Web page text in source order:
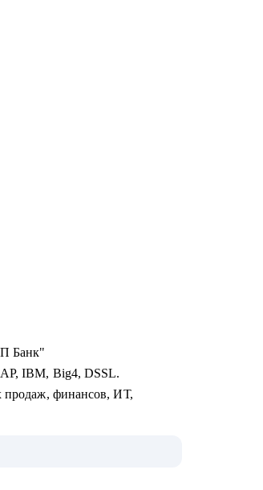
АО "ОТП Банк"
IBM, Big4, DSSL.
продаж, финансов, ИТ,